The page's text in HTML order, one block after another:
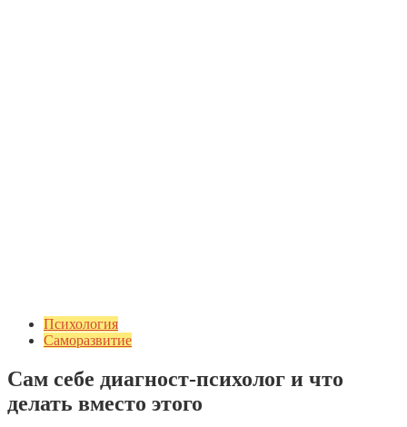
Психология
Саморазвитие
Сам себе диагност-психолог и что
делать вместо этого